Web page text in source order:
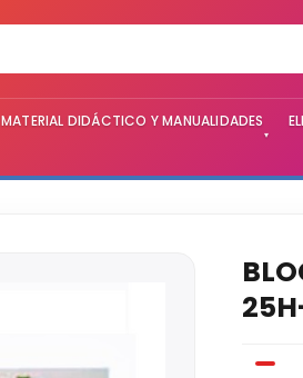
MATERIAL DIDÁCTICO Y MANUALIDADES
▾